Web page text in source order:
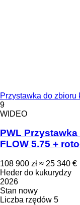
Przystawka do zbioru
9
WIDEO
PWL
FLOW 5.75 +
108 900 zł ≈ 25 340 €
Heder do kukurydzy
2026
Stan nowy
Liczba rzędów 5